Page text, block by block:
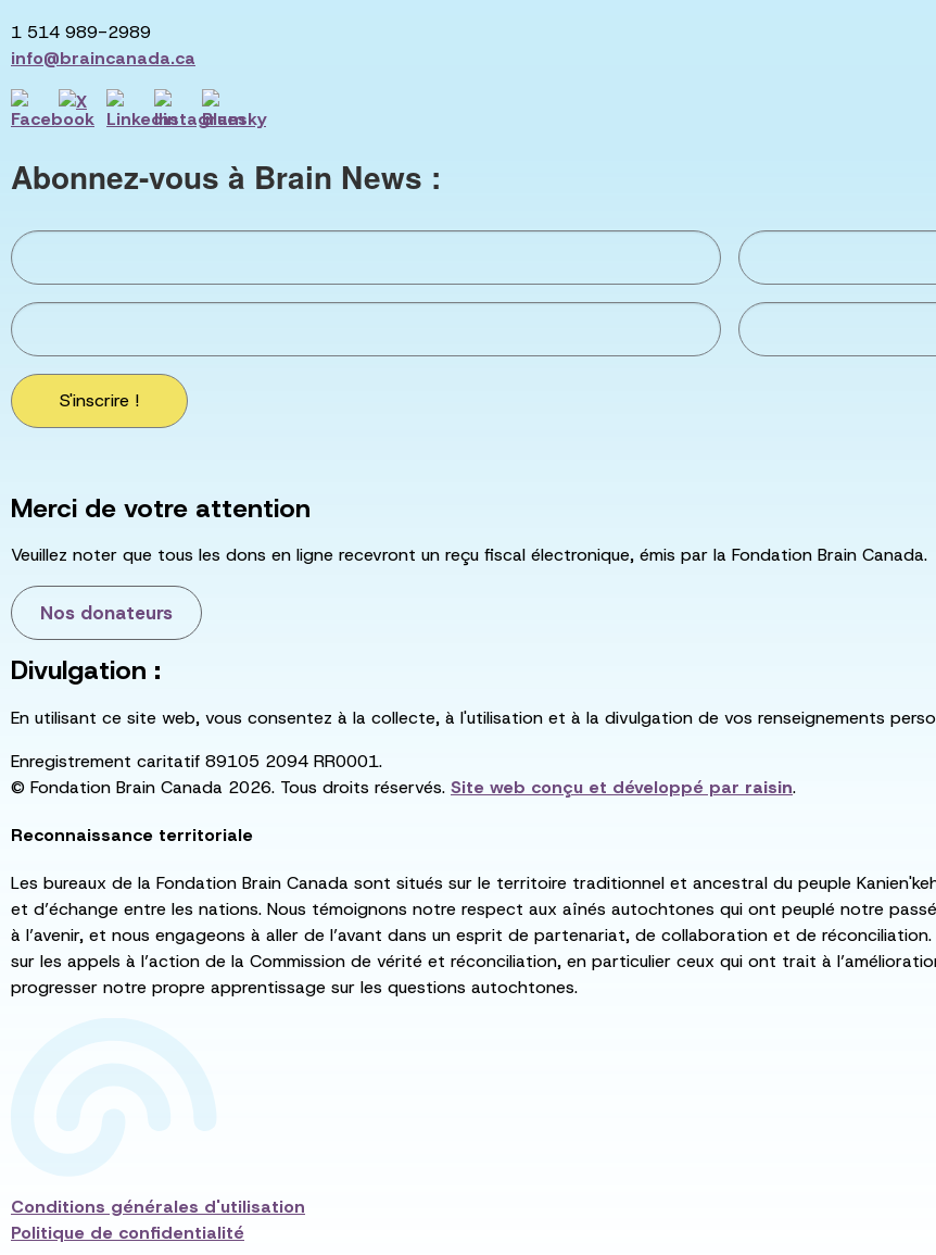
1 514 989-2989
info@braincanada.ca
Abonnez-vous à Brain News :
S'inscrire !
Merci de votre attention
Veuillez noter que tous les dons en ligne recevront un reçu fiscal électronique, émis par la Fondation Brain Canada.
Nos donateurs
Divulgation :
En utilisant ce site web, vous consentez à la collecte, à l'utilisation et à la divulgation de vos renseignements
Enregistrement caritatif 89105 2094 RR0001.
© Fondation Brain Canada 2026. Tous droits réservés. Site web conçu et développé par raisin.
Reconnaissance territoriale
Les bureaux de la Fondation Brain Canada sont situés sur le territoire traditionnel et ancestral du peuple
et d’échange entre les nations. Nous témoignons notre respect aux aînés autochtones qui ont peuplé notre
à l’avenir, et nous engageons à aller de l’avant dans un esprit de partenariat, de collaboration et de
sur les appels à l’action de la Commission de vérité et réconciliation, en particulier ceux qui ont trait à
progresser notre propre apprentissage sur les questions autochtones.
Conditions générales d'utilisation
Politique de confidentialité